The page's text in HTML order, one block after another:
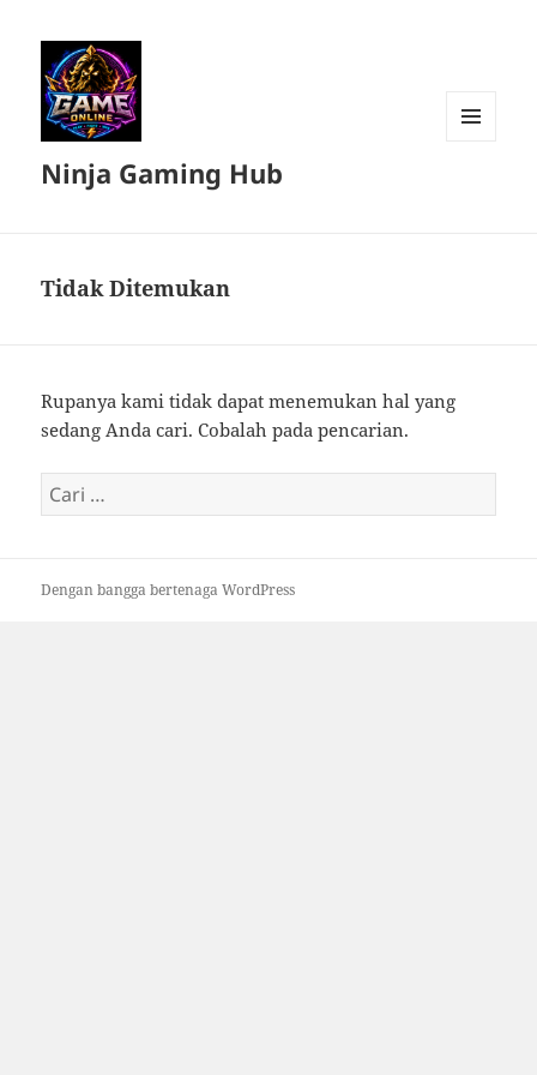
Ninja Gaming Hub
Tidak Ditemukan
Rupanya kami tidak dapat menemukan hal yang
sedang Anda cari. Cobalah pada pencarian.
Cari
untuk:
Dengan bangga bertenaga WordPress